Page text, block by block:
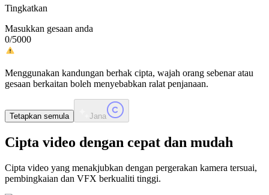
Tingkatkan
Masukkan gesaan anda
0/5000
Menggunakan kandungan berhak cipta, wajah orang sebenar atau
gesaan berkaitan boleh menyebabkan ralat penjanaan.
Tetapkan semula Jana
Cipta video dengan cepat dan mudah
Cipta video yang menakjubkan dengan pergerakan kamera tersuai,
pembingkaian dan VFX berkualiti tinggi.